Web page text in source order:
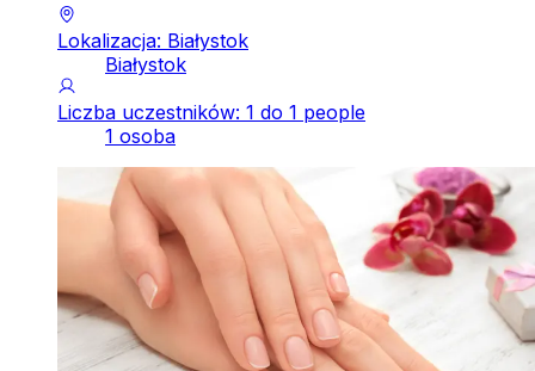
Lokalizacja: Białystok
Białystok
Liczba uczestników: 1 do 1 people
1 osoba